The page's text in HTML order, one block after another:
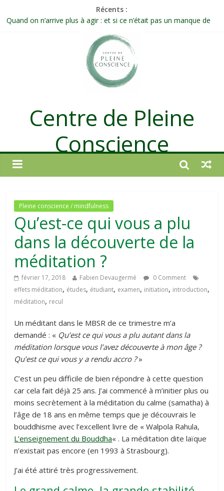
Récents :
Célébrer la Vie jusque dans les petites actions
Quand on n’arrive plus à agir : et si ce n’était pas un manque de
Une attention consciente d’elle-même, non dirigée par le mental
Méditer un peu chaque jour : un rituel profond et transformateur
Prolonger la vie ou découvrir ce qui ne vieillit pas ?
Centre de Pleine
Conscience
Pleine conscience / mindfulness
Qu’est-ce qui vous a plu
dans la découverte de la
méditation ?
février 17, 2018 Fabien Devaugermé
0 Comment
effets méditation, études, étudiant, examen, initiation, introduction,
méditation, recul
Un méditant dans le MBSR de ce trimestre m’a
demandé : « Qu’est ce qui vous a plu autant dans la
méditation lorsque vous l’avez découverte à mon âge ?
Qu’est ce qui vous y a rendu accro ?»
C’est un peu difficile de bien répondre à cette question
car cela fait déjà 25 ans. J’ai commencé à m’initier plus ou
moins secrètement à la méditation du calme (samatha) à
l’âge de 18 ans en même temps que je découvrais le
bouddhisme avec l’excellent livre de « Walpola Rahula,
L’enseignement du Bouddha« . La méditation dite laïque
n’existait pas encore (en 1993 à Strasbourg).
J’ai été attiré très progressivement.